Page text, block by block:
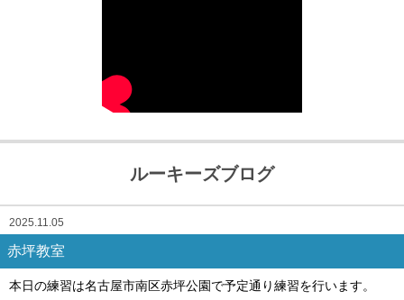
ルーキーズブログ
2025.11.05
赤坪教室
本日の練習は名古屋市南区赤坪公園で予定通り練習を行います。